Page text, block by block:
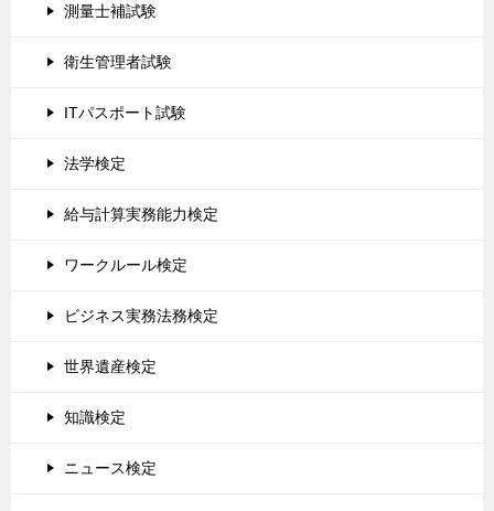
測量士補試験
衛生管理者試験
ITパスポート試験
法学検定
給与計算実務能力検定
ワークルール検定
ビジネス実務法務検定
世界遺産検定
知識検定
ニュース検定